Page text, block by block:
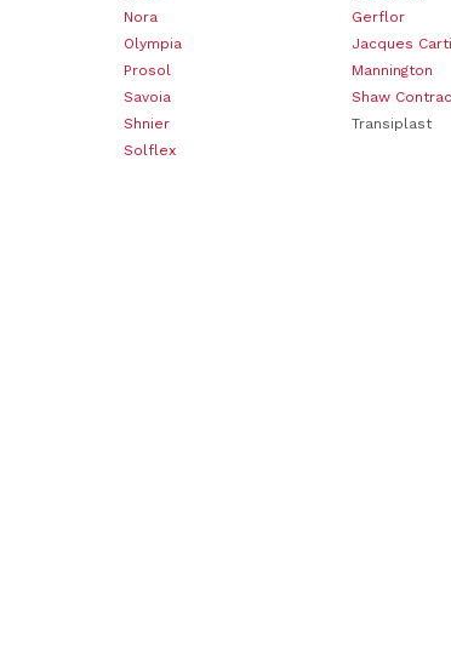
Nora
Olympia
Prosol
Savoia
Shnier
Solflex
Gerflor
Jacques
Mannington
Shaw
Transiplast